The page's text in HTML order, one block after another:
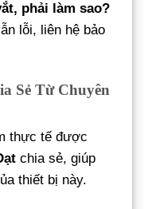
phải làm sao?
lỗi, liên hệ bảo
Sẻ Từ Chuyên
thực tế được
chia sẻ, giúp
thiết bị này.